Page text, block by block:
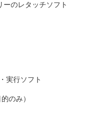
ーのレタッチソフト
実行ソフト
のみ）